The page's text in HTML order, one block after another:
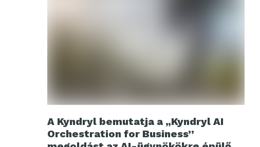
A Kyndryl bemutatja a „Kyndryl AI
Orchestration for Business”